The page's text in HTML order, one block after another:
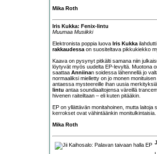
Mika Roth
Iris Kukka: Fenix-lintu
Muumaa Musiikki
Elektronista poppia luova Iris Kukka
rakkaudessa on suositeltava pikkukiekko
Kaava on pysynyt pitkälti samana niin
löytyvät myös uudelta EP-levyltä. Muotona
saattaa Anniinan soidessa lähennellä jo
normaaliksi mielletty on jo monen
antaessa mysteereille ihan uusia
lintu antaa soundiaaltojensa väreillä
hivenen raiteiltaan – eli kuten pitääkin.
EP on yllättävän monitahoinen, mutta
kerrokset ovat vähintäänkin
Mika Roth